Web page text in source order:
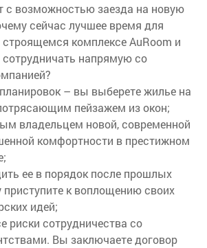
с возможностью заезда на новую
сейчас лучшее время для
комплексе AuRoom и
напрямую со
– вы выберете жилье на
пейзажем из окон;
владельцем новой, современной
комфортности в престижном
ее в порядок после прошлых
приступите к воплощению своих
идей;
риски сотрудничества со
Вы заключаете договор